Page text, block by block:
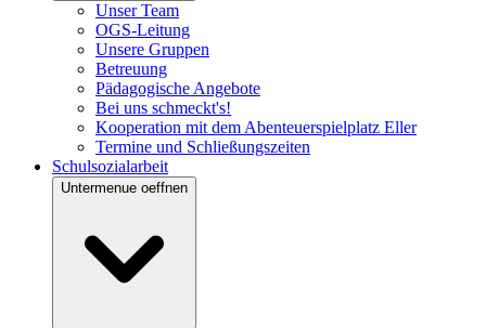
Unser Team
OGS-Leitung
Unsere Gruppen
Betreuung
Pädagogische Angebote
Bei uns schmeckt's!
Kooperation mit dem Abenteuerspielplatz Eller
Termine und Schließungszeiten
Schulsozialarbeit
Untermenue oeffnen